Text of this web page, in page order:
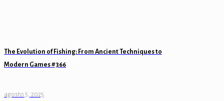
The Evolution of Fishing: From Ancient Techniques to
Modern Games #366
agosto 5, 2025